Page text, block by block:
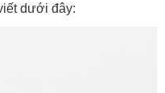
dưới đây: